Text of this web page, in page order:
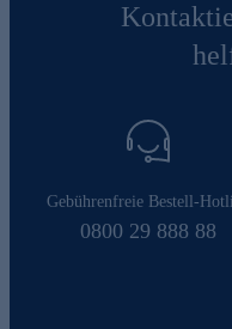
Gebührenfreie Bestell-
0800 29 888 88